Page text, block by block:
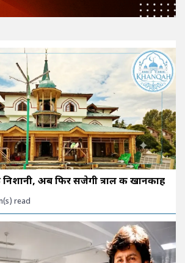
अब फिर सजेगी त्राल की खानकाह
read